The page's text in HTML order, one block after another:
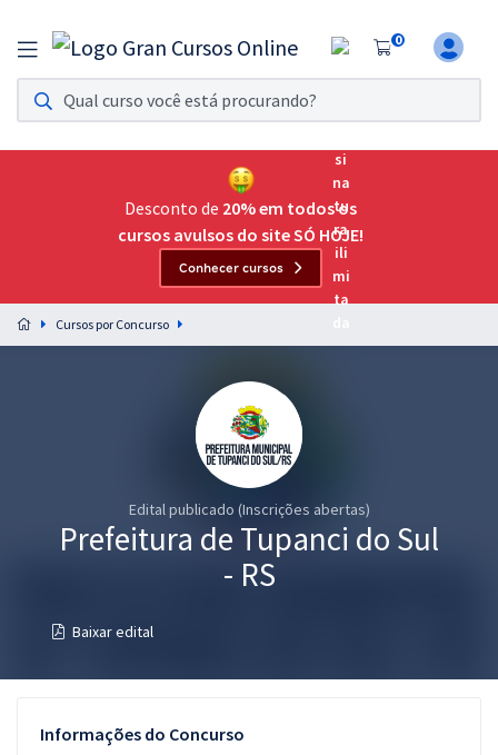
0
Assinatura Ilimitada 11
Acesso a todos os cursos. Teste grátis por 7 dias!
Assinatura OAB Até Passar
Acesso ilimitado a toda preparação para o Exame da
Preparação completa e intensiva para as principais
residências em saúde do Brasil
Questões grátis
Desconto de 20% em todos os
cursos avulsos do site SÓ HOJE!
Conhecer cursos
Cursos por Concurso
Edital publicado (Inscrições abertas)
Prefeitura de Tupanci do Sul
- RS
Baixar edital
Informações do Concurso